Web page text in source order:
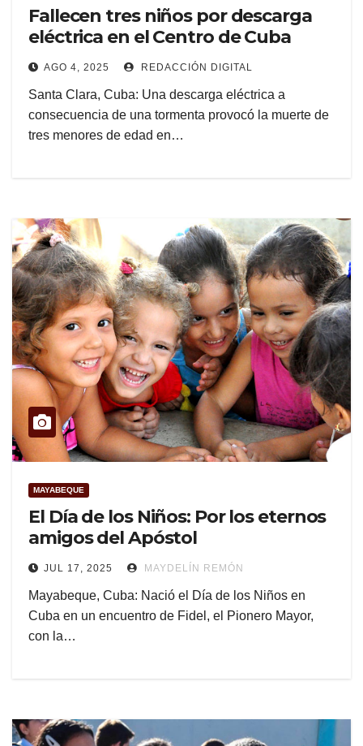
Fallecen tres niños por descarga
eléctrica en el Centro de Cuba
AGO 4, 2025 REDACCIÓN DIGITAL
Santa Clara, Cuba: Una descarga eléctrica a
consecuencia de una tormenta provocó la muerte de
tres menores de edad en…
MAYABEQUE
El Día de los Niños: Por los eternos
amigos del Apóstol
JUL 17, 2025 MAYDELÍN REMÓN
Mayabeque, Cuba: Nació el Día de los Niños en
Cuba en un encuentro de Fidel, el Pionero Mayor,
con la…